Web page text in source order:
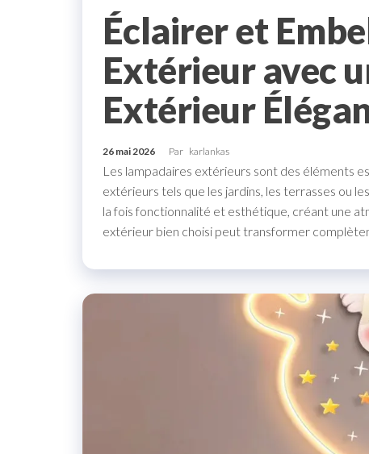
Éclairer et
Extérieur avec
Extérieur
26 mai 2026 Par karlankas
Les lampadaires extérieurs sont des éléments
extérieurs tels que les jardins, les terrasses ou
la fois fonctionnalité et esthétique, créant une
extérieur bien choisi peut transformer